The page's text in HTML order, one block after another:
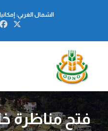
الشمال الغربي:
فتح مناظرة